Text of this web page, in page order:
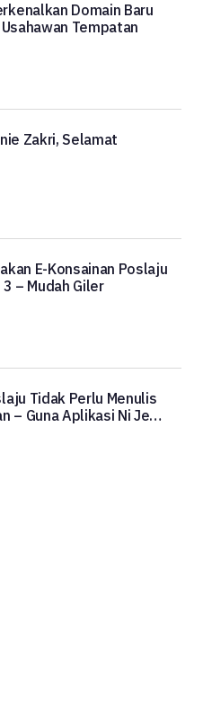
Domain Baru
Tempatan
Zakri, Selamat
E-Konsainan Poslaju
– Mudah Giler
Tidak Perlu Menulis
– Guna Aplikasi Ni Je…